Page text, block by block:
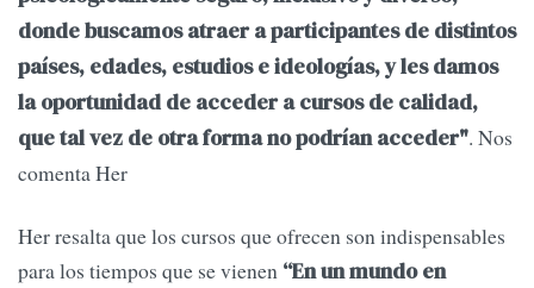
donde buscamos atraer a participantes de distintos
países, edades, estudios e ideologías, y les damos
la oportunidad de acceder a cursos de calidad,
que tal vez de otra forma no podrían acceder". Nos
comenta Her
Her resalta que los cursos que ofrecen son indispensables
para los tiempos que se vienen “En un mundo en